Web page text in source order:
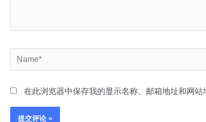
Name*
在此浏览器中保存我的显示名称、邮箱地址和网站